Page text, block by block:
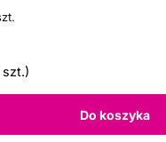
szt.)
Do koszyka